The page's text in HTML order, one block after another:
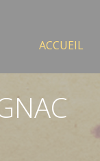
ACCUEIL